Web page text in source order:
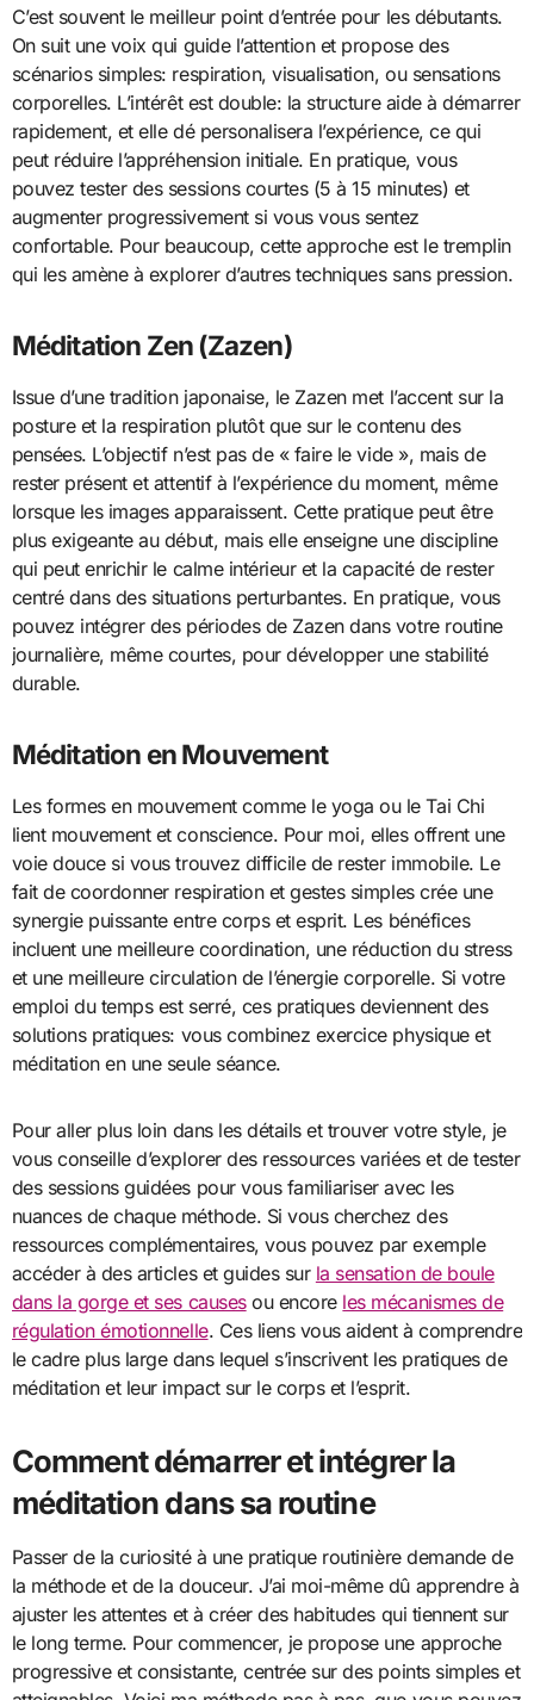
C’est souvent le meilleur point d’entrée pour les débutants.
On suit une voix qui guide l’attention et propose des
scénarios simples: respiration, visualisation, ou sensations
corporelles. L’intérêt est double: la structure aide à démarrer
rapidement, et elle dé personalisera l’expérience, ce qui
peut réduire l’appréhension initiale. En pratique, vous
pouvez tester des sessions courtes (5 à 15 minutes) et
augmenter progressivement si vous vous sentez
confortable. Pour beaucoup, cette approche est le tremplin
qui les amène à explorer d’autres techniques sans pression.
Méditation Zen (Zazen)
Issue d’une tradition japonaise, le Zazen met l’accent sur la
posture et la respiration plutôt que sur le contenu des
pensées. L’objectif n’est pas de « faire le vide », mais de
rester présent et attentif à l’expérience du moment, même
lorsque les images apparaissent. Cette pratique peut être
plus exigeante au début, mais elle enseigne une discipline
qui peut enrichir le calme intérieur et la capacité de rester
centré dans des situations perturbantes. En pratique, vous
pouvez intégrer des périodes de Zazen dans votre routine
journalière, même courtes, pour développer une stabilité
durable.
Méditation en Mouvement
Les formes en mouvement comme le yoga ou le Tai Chi
lient mouvement et conscience. Pour moi, elles offrent une
voie douce si vous trouvez difficile de rester immobile. Le
fait de coordonner respiration et gestes simples crée une
synergie puissante entre corps et esprit. Les bénéfices
incluent une meilleure coordination, une réduction du stress
et une meilleure circulation de l’énergie corporelle. Si votre
emploi du temps est serré, ces pratiques deviennent des
solutions pratiques: vous combinez exercice physique et
méditation en une seule séance.
Pour aller plus loin dans les détails et trouver votre style, je
vous conseille d’explorer des ressources variées et de tester
des sessions guidées pour vous familiariser avec les
nuances de chaque méthode. Si vous cherchez des
ressources complémentaires, vous pouvez par exemple
accéder à des articles et guides sur la sensation de boule
dans la gorge et ses causesou encore les mécanismes de
régulation émotionnelle. Ces liens vous aident à comprendre
le cadre plus large dans lequel s’inscrivent les pratiques de
méditation et leur impact sur le corps et l’esprit.
Comment démarrer et intégrer la
méditation dans sa routine
Passer de la curiosité à une pratique routinière demande de
la méthode et de la douceur. J’ai moi-même dû apprendre à
ajuster les attentes et à créer des habitudes qui tiennent sur
le long terme. Pour commencer, je propose une approche
progressive et consistante, centrée sur des points simples et